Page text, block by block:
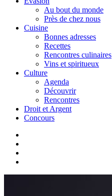
Au bout du monde
Près de chez nous
Cuisine
Bonnes adresses
Recettes
Rencontres culinaires
Vins et spiritueux
Culture
Agenda
Découvrir
Rencontres
Droit et Argent
Concours